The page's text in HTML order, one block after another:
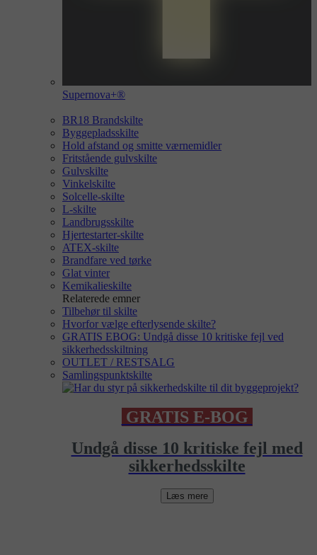
Supernova+®
BR18 Brandskilte
Byggepladsskilte
Hold afstand og smitte værnemidler
Fritstående gulvskilte
Gulvskilte
Vinkelskilte
Solcelle-skilte
L-skilte
Landbrugsskilte
Hjertestarter-skilte
ATEX-skilte
Brandfare ved tørke
Glat vinter
Kemikalieskilte
Relaterede emner
Tilbehør til skilte
Hvorfor vælge efterlysende skilte?
GRATIS EBOG: Undgå disse 10 kritiske fejl ved
sikkerhedsskiltning
OUTLET / RESTSALG
Samlingspunktskilte
GRATIS E-BOG
Undgå disse 10 kritiske fejl med
sikkerhedsskilte
Læs mere